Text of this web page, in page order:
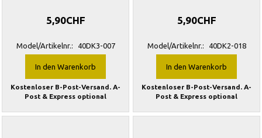
5,90CHF
Model/Artikelnr.: 40DK3-007
In den Warenkorb
Kostenloser B-Post-Versand. A-
Post & Express optional
5,90CHF
Model/Artikelnr.: 40DK2-018
In den Warenkorb
Kostenloser B-Post-Versand. A-
Post & Express optional